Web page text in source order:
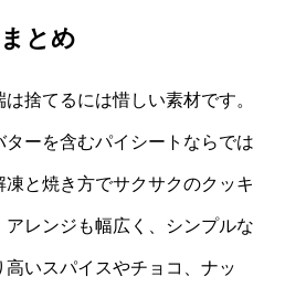
まとめ
捨てるには惜しい素材です。
ーを含むパイシートならでは
と焼き方でサクサクのクッキ
レンジも幅広く、シンプルな
いスパイスやチョコ、ナッ